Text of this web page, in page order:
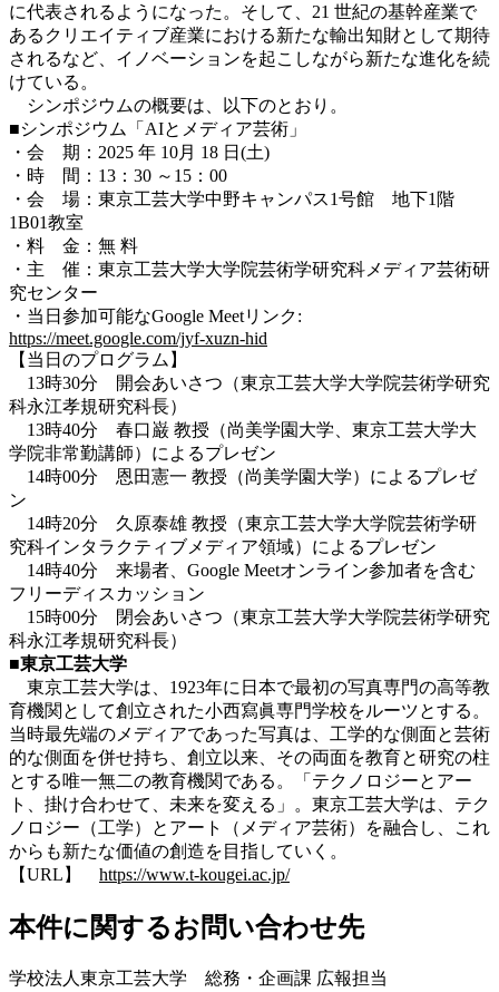
に代表されるようになった。そして、21 世紀の基幹産業で
あるクリエイティブ産業における新たな輸出知財として期待
されるなど、イノベーションを起こしながら新たな進化を続
けている。
シンポジウムの概要は、以下のとおり。
■シンポジウム「AIとメディア芸術」
・会 期：2025 年 10月 18 日(土)
・時 間：13：30 ～15：00
・会 場：東京工芸大学中野キャンパス1号館 地下1階
1B01教室
・料 金：無 料
・主 催：東京工芸大学大学院芸術学研究科メディア芸術研
究センター
・当日参加可能なGoogle Meetリンク:
https://meet.google.com/jyf-xuzn-hid
【当日のプログラム】
13時30分 開会あいさつ（東京工芸大学大学院芸術学研究
科永江孝規研究科長）
13時40分 春口巌 教授（尚美学園大学、東京工芸大学大
学院非常勤講師）によるプレゼン
14時00分 恩田憲一 教授（尚美学園大学）によるプレゼ
ン
14時20分 久原泰雄 教授（東京工芸大学大学院芸術学研
究科インタラクティブメディア領域）によるプレゼン
14時40分 来場者、Google Meetオンライン参加者を含む
フリーディスカッション
15時00分 閉会あいさつ（東京工芸大学大学院芸術学研究
科永江孝規研究科長）
■東京工芸大学
東京工芸大学は、1923年に日本で最初の写真専門の高等教
育機関として創立された小西寫眞専門学校をルーツとする。
当時最先端のメディアであった写真は、工学的な側面と芸術
的な側面を併せ持ち、創立以来、その両面を教育と研究の柱
とする唯一無二の教育機関である。「テクノロジーとアー
ト、掛け合わせて、未来を変える」。東京工芸大学は、テク
ノロジー（工学）とアート（メディア芸術）を融合し、これ
からも新たな価値の創造を目指していく。
【URL】 https://www.t-kougei.ac.jp/
本件に関するお問い合わせ先
学校法人東京工芸大学 総務・企画課 広報担当